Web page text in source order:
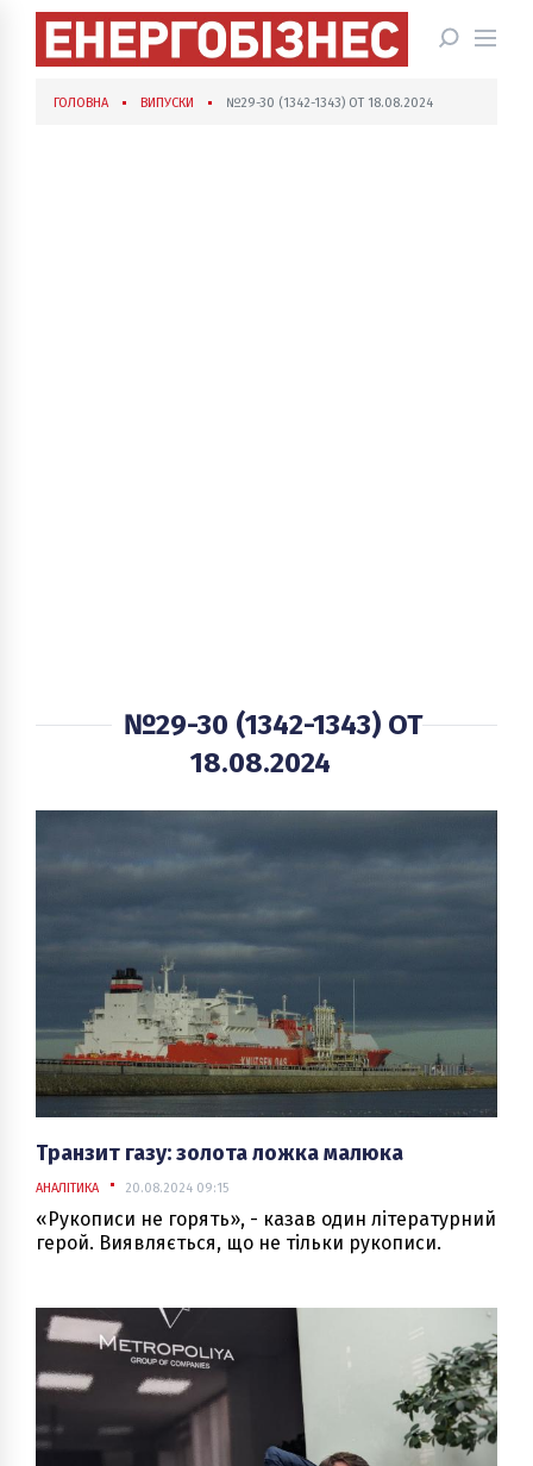
ГОЛОВНА ВИПУСКИ №29-30 (1342-1343) ОТ 18.08.2024
№29-30 (1342-1343) ОТ
18.08.2024
Транзит газу: золота ложка малюка
АНАЛІТИКА 20.08.2024 09:15
«Рукописи не горять», - казав один літературний
герой. Виявляється, що не тільки рукописи.